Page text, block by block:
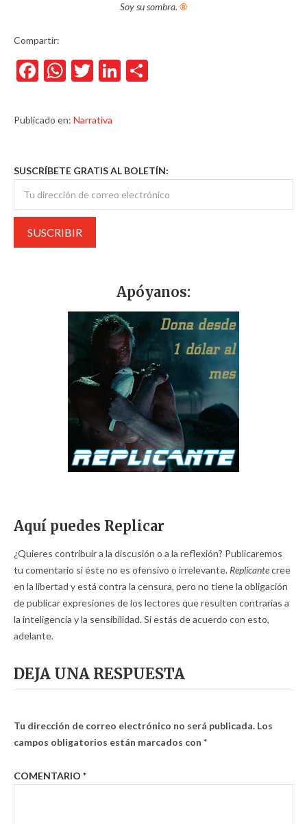
Soy su sombra. ®
Compartir:
Facebook
WhatsApp
TwitterLinkedIn
Publicado en: Narrativa
SUSCRÍBETE GRATIS AL BOLETÍN:
Apóyanos:
Aquí puedes Replicar
¿Quieres contribuir a la discusión o a la reflexión? Publicaremos
tu comentario si éste no es ofensivo o irrelevante. Replicantecree
en la libertad y está contra la censura, pero no tiene la obligación
de publicar expresiones de los lectores que resulten contrarias a
la inteligencia y la sensibilidad. Si estás de acuerdo con esto,
adelante.
DEJA UNA RESPUESTA
Tu dirección de correo electrónico no será publicada. Los
campos obligatorios están marcados con *
COMENTARIO *